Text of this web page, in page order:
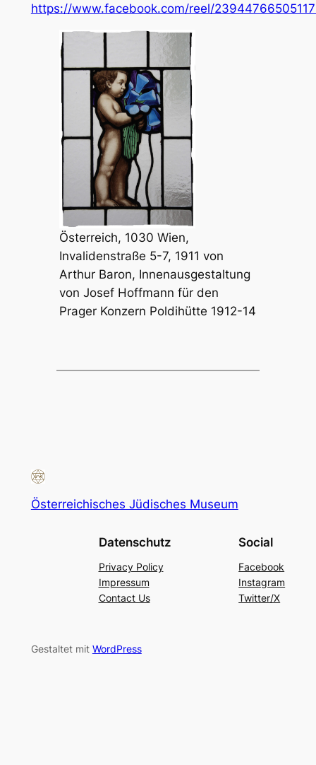
https://www.facebook.com/reel/
Österreich, 1030 Wien,
Invalidenstraße 5-7, 1911 von
Arthur Baron, Innenausgestaltung
von Josef Hoffmann für den
Prager Konzern Poldihütte 1912-14
Österreichisches Jüdisches Museum
Datenschutz
Privacy Policy
Impressum
Contact Us
Social
Facebook
Instagram
Twitter/X
Gestaltet mit WordPress